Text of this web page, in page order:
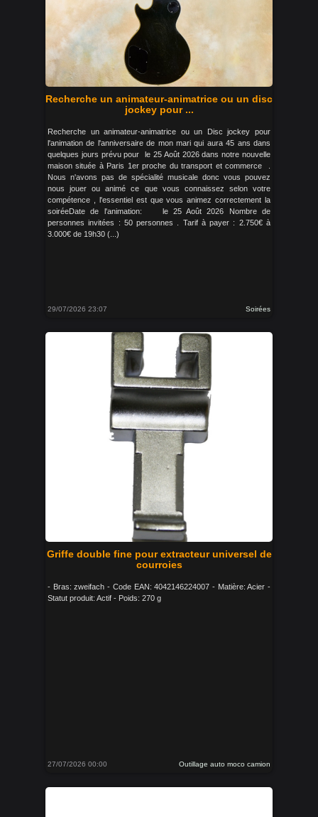
Recherche un animateur-animatrice ou un disc
jockey pour ...
Recherche un animateur-animatrice ou un Disc jockey pour
l'animation de l'anniversaire de mon mari qui aura 45 ans dans
quelques jours prévu pour le 25 Août 2026 dans notre nouvelle
maison située à Paris 1er proche du transport et commerce .
Nous n'avons pas de spécialité musicale donc vous pouvez
nous jouer ou animé ce que vous connaissez selon votre
compétence , l'essentiel est que vous animez correctement la
soiréeDate de l'animation: le 25 Août 2026 Nombre de
personnes invitées : 50 personnes . Tarif à payer : 2.750€ à
3.000€ de 19h30 (...)
29/07/2026 23:07 Soirées
Griffe double fine pour extracteur universel de
courroies
- Bras: zweifach - Code EAN: 4042146224007 - Matière: Acier -
Statut produit: Actif - Poids: 270 g
27/07/2026 00:00 Outillage auto moco camion